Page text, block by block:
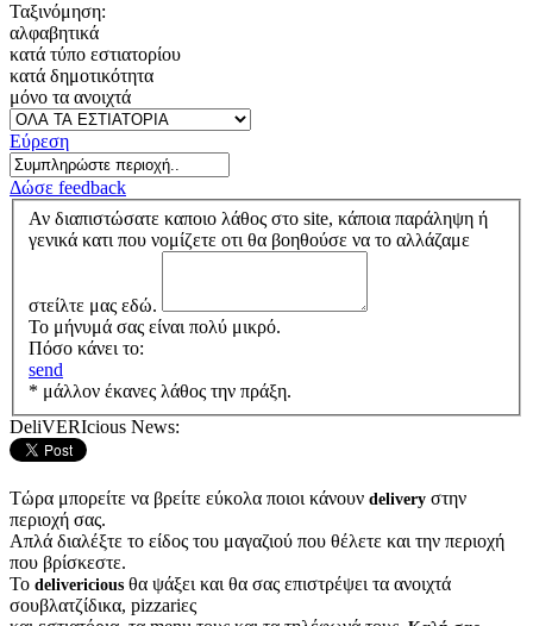
Ταξινόμηση:
αλφαβητικά
κατά τύπο εστιατορίου
κατά δημοτικότητα
μόνο τα ανοιχτά
Εύρεση
Δώσε feedback
Αν διαπιστώσατε καποιο λάθος στο site, κάποια παράληψη ή
γενικά κατι που νομίζετε οτι θα βοηθούσε να το αλλάζαμε
στείλτε μας εδώ.
Το μήνυμά σας είναι πολύ μικρό.
Πόσο κάνει το:
send
* μάλλον έκανες λάθος την πράξη.
DeliVERIcious News:
Τώρα μπορείτε να βρείτε εύκολα ποιοι κάνουν delivery στην
περιοχή σας.
Απλά διαλέξτε το είδος του μαγαζιού που θέλετε και την περιοχή
που βρίσκεστε.
Το delivericious θα ψάξει και θα σας επιστρέψει τα ανοιχτά
σουβλατζίδικα, pizzariες